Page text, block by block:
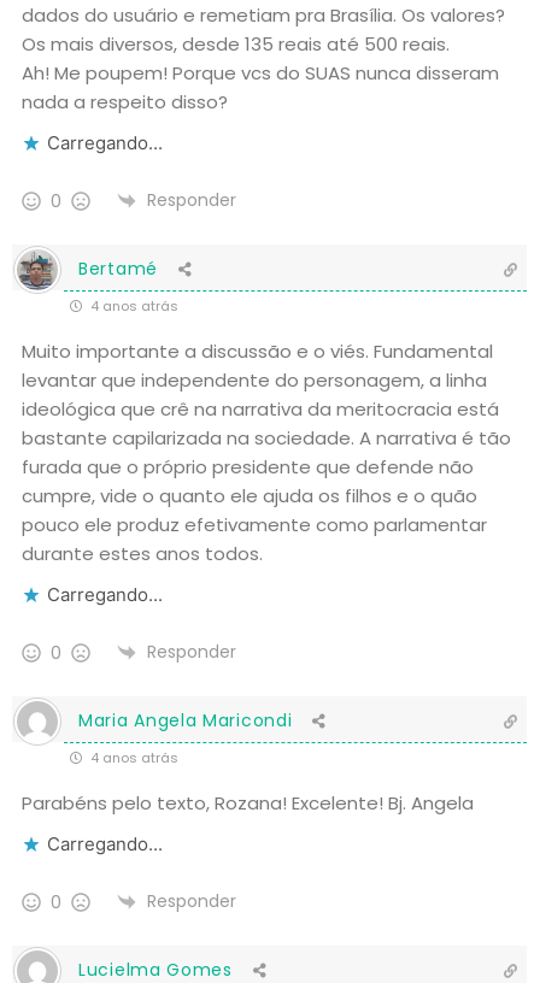
dados do usuário e remetiam pra Brasília. Os valores?
Os mais diversos, desde 135 reais até 500 reais.
Ah! Me poupem! Porque vcs do SUAS nunca disseram
nada a respeito disso?
Carregando...
0 Responder
Bertamé
4 anos atrás
Muito importante a discussão e o viés. Fundamental
levantar que independente do personagem, a linha
ideológica que crê na narrativa da meritocracia está
bastante capilarizada na sociedade. A narrativa é tão
furada que o próprio presidente que defende não
cumpre, vide o quanto ele ajuda os filhos e o quão
pouco ele produz efetivamente como parlamentar
durante estes anos todos.
Carregando...
0 Responder
Maria Angela Maricondi
4 anos atrás
Parabéns pelo texto, Rozana! Excelente! Bj. Angela
Carregando...
0 Responder
Lucielma Gomes